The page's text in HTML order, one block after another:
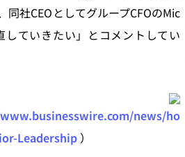
社CEOとしてグループCFOのMic
ていきたい」とコメントしてい
news/ho
Leadership ）